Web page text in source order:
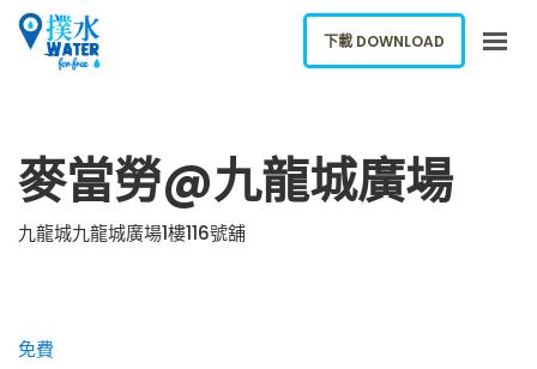
下載應用
網誌
麥當勞@九龍城廣場
九龍城九龍城廣場1樓116號舖
免費
下載 DOWNLOAD